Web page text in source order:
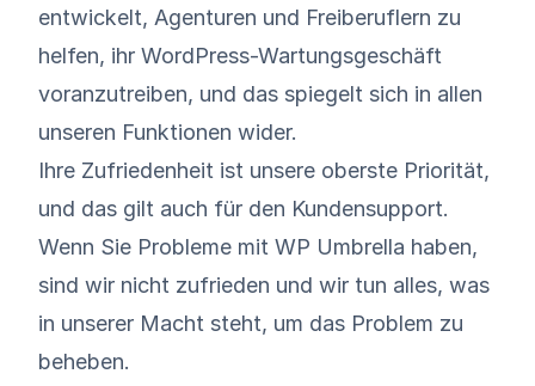
entwickelt, Agenturen und Freiberuflern zu
helfen, ihr WordPress-Wartungsgeschäft
voranzutreiben, und das spiegelt sich in allen
unseren Funktionen wider.
Ihre Zufriedenheit ist unsere oberste Priorität,
und das gilt auch für den Kundensupport.
Wenn Sie Probleme mit WP Umbrella haben,
sind wir nicht zufrieden und wir tun alles, was
in unserer Macht steht, um das Problem zu
beheben.